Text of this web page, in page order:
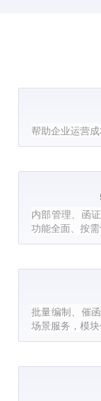
帮助企业运营
内部管理、函
功能全面、按
批量编制、催
场景服务，模